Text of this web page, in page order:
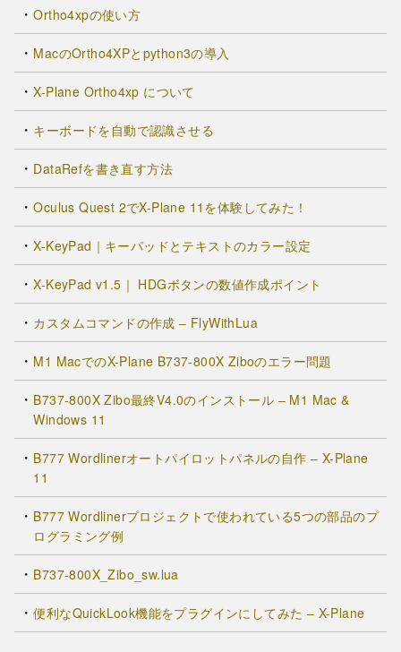
Ortho4xpの使い方
MacのOrtho4XPとpython3の導入
X-Plane Ortho4xp について
キーボードを自動で認識させる
DataRefを書き直す方法
Oculus Quest 2でX-Plane 11を体験してみた！
X-KeyPad｜キーパッドとテキストのカラー設定
X-KeyPad v1.5｜ HDGボタンの数値作成ポイント
カスタムコマンドの作成 – FlyWithLua
M1 MacでのX-Plane B737-800X Ziboのエラー問題
B737-800X Zibo最終V4.0のインストール – M1 Mac &
Windows 11
B777 Wordlinerオートパイロットパネルの自作 – X-Plane
11
B777 Wordlinerプロジェクトで使われている5つの部品のプ
ログラミング例
B737-800X_Zibo_sw.lua
便利なQuickLook機能をプラグインにしてみた – X-Plane